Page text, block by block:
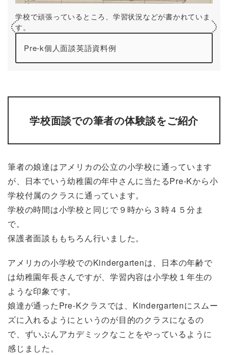
学校で頑張っているところ、学習状況などが書かれていま
す。
Pre-k個人面談英語資料例
学校面談での筆者の体験談をご紹介
筆者の娘達はアメリカの公立の小学校に通っています
が、日本でいう幼稚園の年中さんに当たるPre-Kから小
学校付属のクラスに通っています。
学校の時間は小学校と同じで９時から３時４５分ま
で。
保護者面談ももちろん行いました。
アメリカの小学校でのKindergartenは、日本の年齢で
は幼稚園年長さんですが、学習内容は小学校１年生の
ような印象です。
娘達が通ったPre-Kクラスでは、Kindergartenにスムー
ズに入れるようにというのが目的のクラスになるの
で、ずいぶんアカデミックなことをやっているように
感じました。